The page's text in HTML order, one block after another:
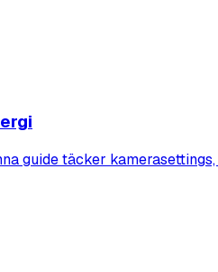
guide täcker